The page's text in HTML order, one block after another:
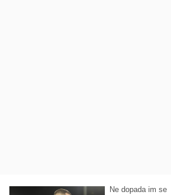
Ne dopada im se